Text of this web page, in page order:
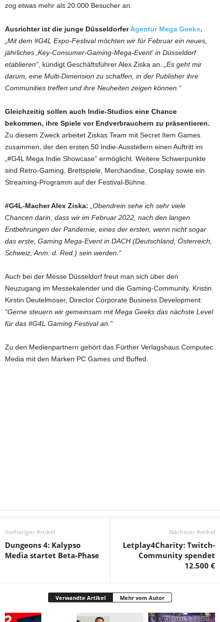
zog etwas mehr als 20.000 Besucher an.
Ausrichter ist die junge DüsseldorferAgentur Mega Geeks.
„Mit dem #G4L Expo-Festival möchten wir für Februar ein neues,
jährliches ‚Key-Consumer-Gaming-Mega-Event‘ in Düsseldorf
etablieren“, kündigt Geschäftsführer Alex Ziska an. „Es geht mir
darum, eine Multi-Dimension zu schaffen, in der Publisher ihre
Communities treffen und ihre Neuheiten zeigen können.“
Gleichzeitig sollen auch Indie-Studios eine Chance
bekommen, ihre Spiele vor Endverbrauchern zu präsentieren.
Zu diesem Zweck arbeitet Ziskas Team mit Secret Item Games
zusammen, der den ersten 50 Indie-Ausstellern einen Auftritt im
„#G4L Mega Indie Showcase“ ermöglicht. Weitere Schwerpunkte
sind Retro-Gaming, Brettspiele, Merchandise, Cosplay sowie ein
Streaming-Programm auf der Festival-Bühne.
#G4L-Macher Alex Ziska: „Obendrein sehe ich sehr viele
Chancen darin, dass wir im Februar 2022, nach den langen
Entbehrungen der Pandemie, eines der ersten, wenn nicht sogar
das erste, Gaming Mega-Event in DACH (Deutschland, Österreich,
Schweiz, Anm. d. Red.) sein werden.“
Auch bei der Messe Düsseldorf freut man sich über den
Neuzugang im Messekalender und die Gaming-Community. Kristin
Kirstin Deutelmoser, Director Corporate Business Development:
“Gerne steuern wir gemeinsam mit Mega Geeks das nächste Level
für das #G4L Gaming Festival an.”
Zu den Medienpartnern gehört das Fürther Verlagshaus Computec
Media mit den Marken PC Games und Buffed.
Vorheriger Artikel
Dungeons 4: Kalypso
Media startet Beta-Phase
Nächster Artikel
Letplay4Charity: Twitch-
Community spendet
12.500 €
Verwandte Artikel Mehr vom Autor